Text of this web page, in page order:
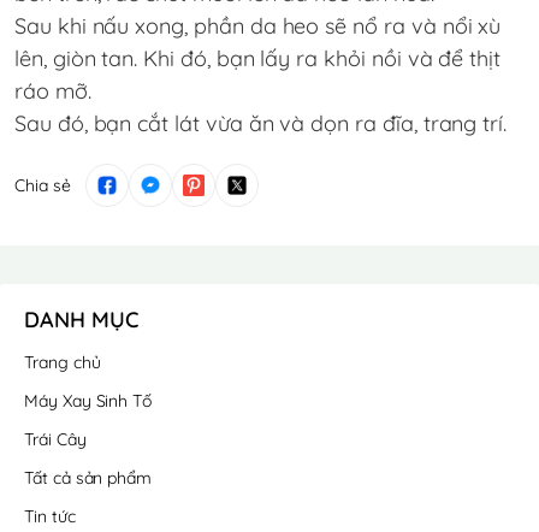
Sau khi nấu xong, phần da heo sẽ nổ ra và nổi xù
lên, giòn tan. Khi đó, bạn lấy ra khỏi nồi và để thịt
ráo mỡ.
Sau đó, bạn cắt lát vừa ăn và dọn ra đĩa, trang trí.
Chia sẻ
DANH MỤC
Trang chủ
Máy Xay Sinh Tố
Trái Cây
Tất cả sản phẩm
Tin tức